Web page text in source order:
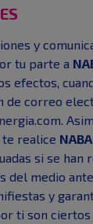
y
tu parte a
efectos,
de correo
te realice
si se han
del medio
y
ti son